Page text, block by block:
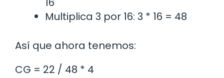
Multiplica 3 por 16: 3 * 16 = 48
Así que ahora tenemos:
CG = 22 / 48 * 4